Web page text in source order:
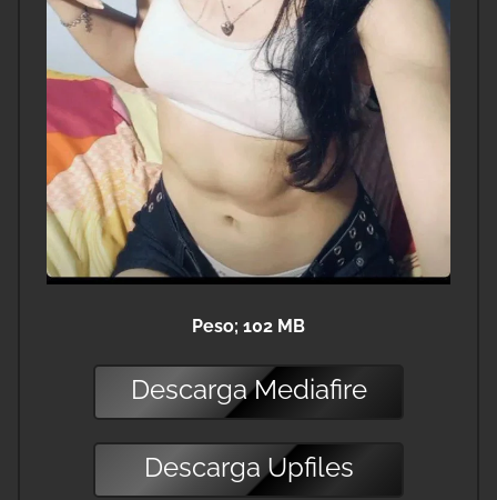
Peso; 102 MB
DescargaMediafire
DescargaUpfiles